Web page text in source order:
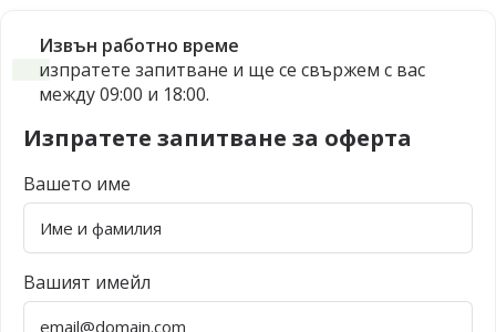
Извън работно време
изпратете запитване и ще се свържем с вас
между 09:00 и 18:00.
Изпратете запитване за оферта
Вашето име
Вашият имейл